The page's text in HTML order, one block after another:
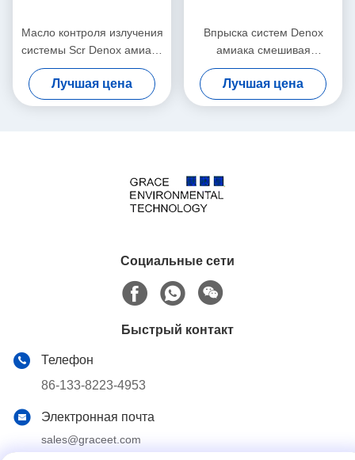
Масло контроля излучения
системы Scr Denox амиака
- увольнятьый боилер газа
Лучшая цена
Впрыска систем Denox
амиака смешивая
газообразный отход
Denitration уменьшения Scr
Лучшая цена
Социальные сети
Быстрый контакт
Телефон
86-133-8223-4953
Электронная почта
sales@graceet.com